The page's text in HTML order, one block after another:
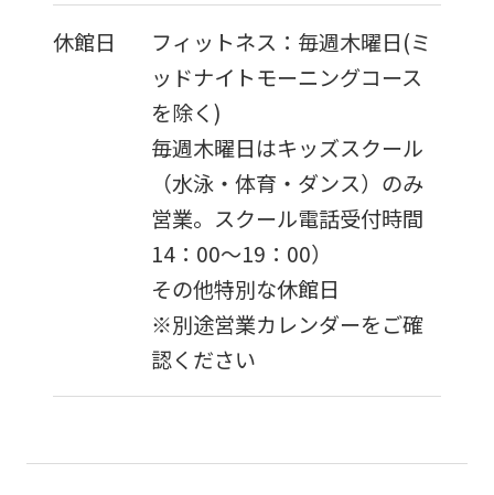
休館日
フィットネス：毎週木曜日(ミ
ッドナイトモーニングコース
を除く)
毎週木曜日はキッズスクール
（水泳・体育・ダンス）のみ
営業。スクール電話受付時間
14：00～19：00）
その他特別な休館日
※別途営業カレンダーをご確
認ください
translated
into
Click
the
link
below
(start
automatic
translation)
to